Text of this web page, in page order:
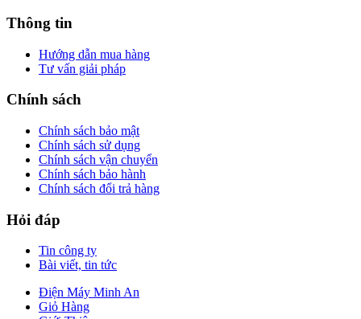
Thông tin
Hướng dẫn mua hàng
Tư vấn giải pháp
Chính sách
Chính sách bảo mật
Chính sách sử dụng
Chính sách vận chuyển
Chính sách bảo hành
Chính sách đổi trả hàng
Hỏi đáp
Tin công ty
Bài viết, tin tức
Điện Máy Minh An
Giỏ Hàng